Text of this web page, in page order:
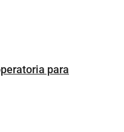
para